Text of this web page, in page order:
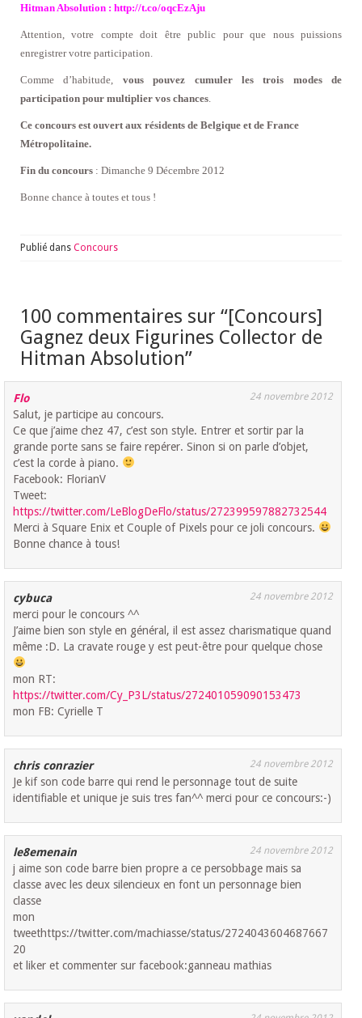
Hitman Absolution : http://t.co/oqcEzAju
Attention, votre compte doit être public pour que nous puissions
enregistrer votre participation.
Comme d’habitude, vous pouvez cumuler les trois modes de
participation pour multiplier vos chances
Ce concours est ouvert aux résidents de Belgique et de France
Métropolitaine.
Fin du concours : Dimanche 9 Décembre 2012
Bonne chance à toutes et tous !
Publié dans Concours
100 commentaires sur “[Concours]
Gagnez deux Figurines Collector de
Hitman Absolution”
Flo 24 novembre 2012
Salut, je participe au concours.
Ce que j’aime chez 47, c’est son style. Entrer et sortir par la
grande porte sans se faire repérer. Sinon si on parle d’objet,
c’est la corde à piano.
Facebook: FlorianV
Tweet:
https://twitter.com/LeBlogDeFlo/status/272399597882732544
Merci à Square Enix et Couple of Pixels pour ce joli concours.
Bonne chance à tous!
cybuca 24 novembre 2012
merci pour le concours ^^
J’aime bien son style en général, il est assez charismatique quand
même :D. La cravate rouge y est peut-être pour quelque chose
mon RT:
https://twitter.com/Cy_P3L/status/272401059090153473
mon FB: Cyrielle T
chris conrazier 24 novembre 2012
Je kif son code barre qui rend le personnage tout de suite
identifiable et unique je suis tres fan^^ merci pour ce concours:-)
le8emenain 24 novembre 2012
j aime son code barre bien propre a ce persobbage mais sa
classe avec les deux silencieux en font un personnage bien
classe
mon
tweethttps://twitter.com/machiasse/status/2724043604687667
20
et liker et commenter sur facebook:ganneau mathias